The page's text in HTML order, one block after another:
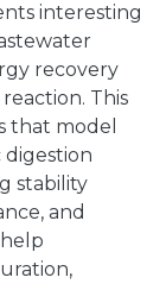
interesting
recovery
This
that model
stability
and